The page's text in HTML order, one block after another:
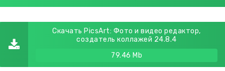
Скачать PicsArt: Фото и видео редактор,
создатель коллажей 24.8.4
79.46 Mb